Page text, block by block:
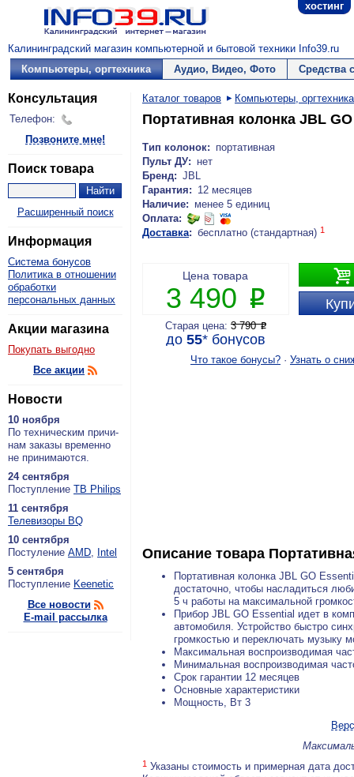
хостинг
Калининградский магазин компьютерной и бытовой техники Info39.ru
Компьютеры, оргтехника
Аудио, Видео, Фото Средства
Консультация
Телефон:
Позвоните мне!
Поиск товара
Расширенный поиск
Информация
Система бонусов
Политика в отношении
обработки
персональных данных
Акции магазина
Покупать выгодно
Все акции
Новости
10 ноября
По тех­ни­че­ским при­чи­
нам за­ка­зы вре­мен­но
не при­ни­ма­ют­ся.
24 сентября
По­ступ­ле­ние ТВ Philips
11 сентября
Теле­ви­зо­ры BQ
10 сентября
По­сту­ле­ние AMD, Intel
5 сентября
По­ступ­ле­ние Keenetic
Все новости
E-mail рассылка
Каталог товаров Компьютеры, оргтехника
Портативная колонка JBL
Тип колонок: портативная
Пульт ДУ: нет
Бренд: JBL
Гарантия: 12 месяцев
Наличие: менее 5 единиц
Оплата:
Доставка: бесплатно (стандартная) 1

Цена товара
3 490 P
Старая цена: 3 790P
до 55*бонусов
Что такое бонусы? · Узнать о
Описание товара
Портативная колонка JBL GO
достаточно, чтобы насладиться
5 ч работы на максимальной
Прибор JBL GO Essential идет в
автомобиля. Устройство быстро
громкостью и переключать музыку
Максимальная воспроизводимая
Минимальная воспроизводимая
Срок гарантии 12 месяцев
Основные характеристики
Мощность, Вт 3
1 Указаны стоимость и примерная дата